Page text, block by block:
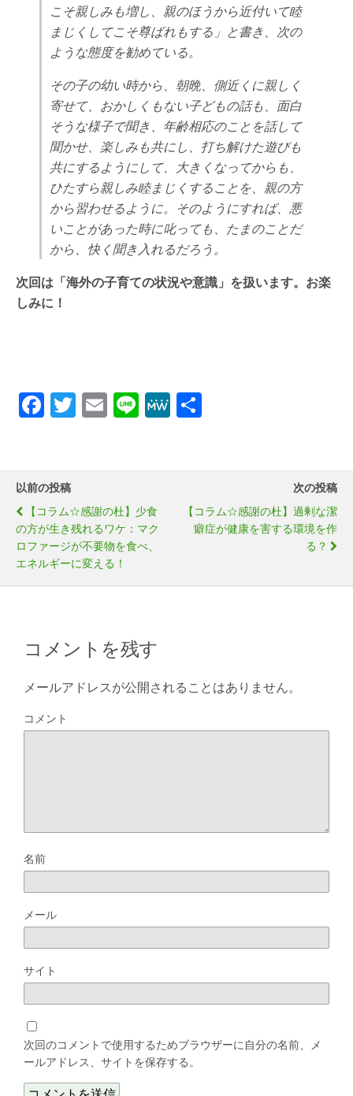
こそ親しみも増し、親のほうから近付いて睦
まじくしてこそ尊ばれもする」と書き、次の
ような態度を勧めている。
その子の幼い時から、朝晩、側近くに親しく
寄せて、おかしくもない子どもの話も、面白
そうな様子で聞き、年齢相応のことを話して
聞かせ、楽しみも共にし、打ち解けた遊びも
共にするようにして、大きくなってからも、
ひたすら親しみ睦まじくすることを、親の方
から習わせるように。そのようにすれば、悪
いことがあった時に叱っても、たまのことだ
から、快く聞き入れるだろう。
次回は「海外の子育ての状況や意識」を扱います。お楽
しみに！
F
a
e
b
o
o
k
T
wi
er
E
m
Li
n
M
e
e
以前の投稿
【コラム☆感謝の杜】少食
の方が生き残れるワケ：マク
ロファージが不要物を食べ、
エネルギーに変える！
次の投稿
【コラム☆感謝の杜】過剰な潔
癖症が健康を害する環境を作
る？
コメントを残す
メールアドレスが公開されることはありません。
コメント
名前
メール
サイト
次回のコメントで使用するためブラウザーに自分の名前、メ
ールアドレス、サイトを保存する。